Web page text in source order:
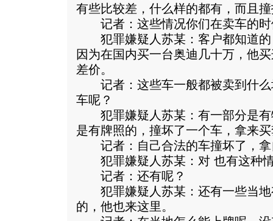
有些比较差，什么样的都有，而且
记者：这些情况你们在卖车的时
犯罪嫌疑人苏某：客户都知道的
因为在国内买一台奥迪几十万，他
差价。
记者：这些车一般都被卖到什么
车呢？
犯罪嫌疑人苏某：有一部分是有
是有牌照的，撞坏了一个车，拿来
记者：自己合法的车撞坏了，拿
犯罪嫌疑人苏某：对 也有这种
记者：还有呢？
犯罪嫌疑人苏某：还有一些当地
的，他也来这里。